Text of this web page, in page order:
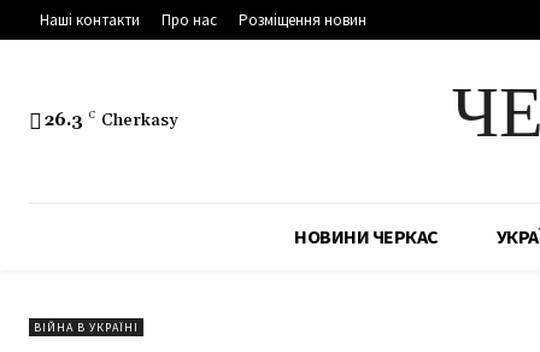
Наші контакти Про нас Розміщення новин
26.3 C Cherkasy
НОВИНИ ЧЕРКАС
ВІЙНА В УКРАЇНІ